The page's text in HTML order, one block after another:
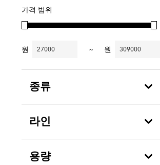
가격 범위
원 ~ 원
종류
라인
용량